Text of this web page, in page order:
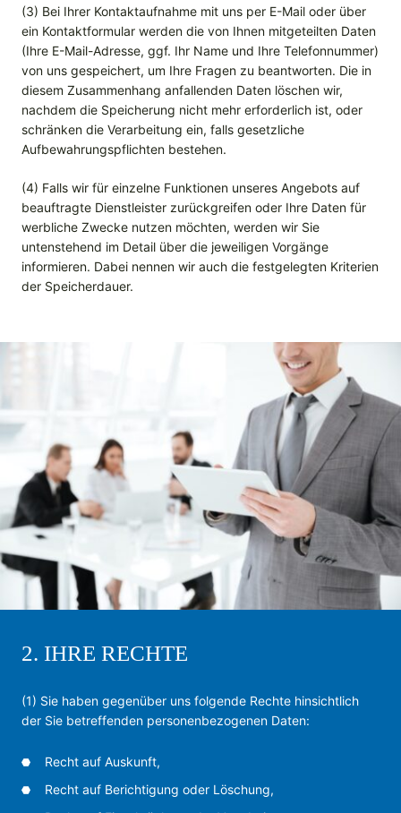
(3) Bei Ihrer Kontaktaufnahme mit uns per E-Mail oder über
ein Kontaktformular werden die von Ihnen mitgeteilten Daten
(Ihre E-Mail-Adresse, ggf. Ihr Name und Ihre Telefonnummer)
von uns gespeichert, um Ihre Fragen zu beantworten. Die in
diesem Zusammenhang anfallenden Daten löschen wir,
nachdem die Speicherung nicht mehr erforderlich ist, oder
schränken die Verarbeitung ein, falls gesetzliche
Aufbewahrungspflichten bestehen.
(4) Falls wir für einzelne Funktionen unseres Angebots auf
beauftragte Dienstleister zurückgreifen oder Ihre Daten für
werbliche Zwecke nutzen möchten, werden wir Sie
untenstehend im Detail über die jeweiligen Vorgänge
informieren. Dabei nennen wir auch die festgelegten Kriterien
der Speicherdauer.
2. IHRE RECHTE
(1) Sie haben gegenüber uns folgende Rechte hinsichtlich
der Sie betreffenden personenbezogenen Daten:
Recht auf Auskunft,
Recht auf Berichtigung oder Löschung,